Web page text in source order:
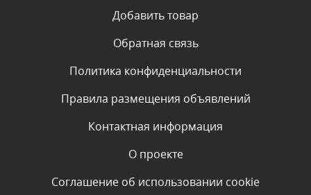
Текст комментария будет виден после проверки
администратором.
Комментарий проверяется
администратором.
Комментарий проверяется
администратором.
Добавить товар
Обратная связь
Политика конфиденциальности
Правила размещения объявлений
Контактная информация
О проекте
Соглашение об использовании cookie